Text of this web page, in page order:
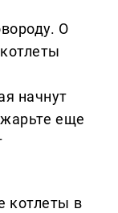
О
начнут
жарьте еще
котлеты в